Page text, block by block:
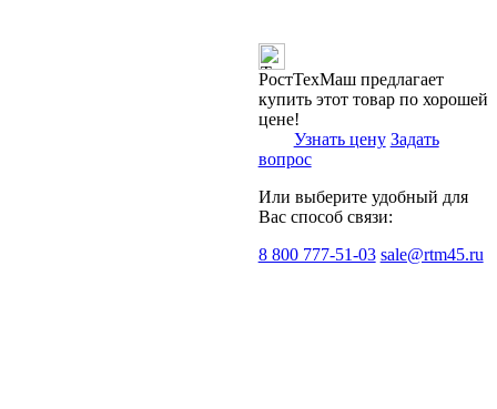
РостТехМаш предлагает
купить этот товар по хорошей
цене!
Узнать цену Задать
вопрос
Или выберите удобный для
Вас способ связи:
8 800 777-51-03 sale@rtm45.ru